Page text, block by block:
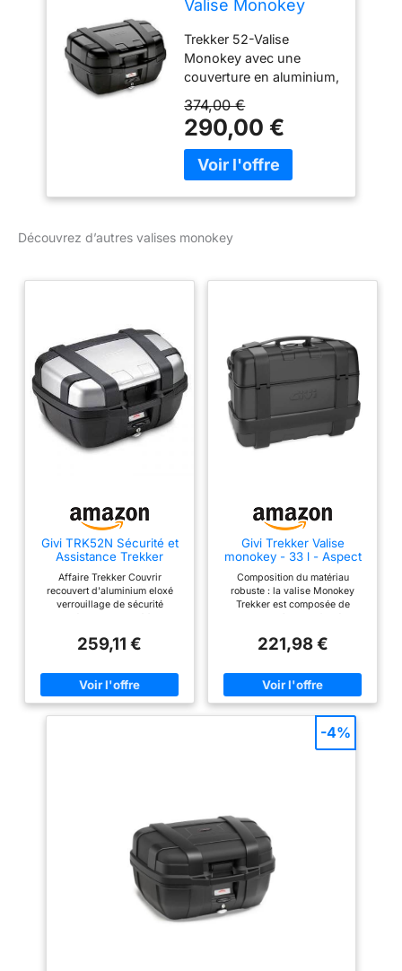
Valise Monokey
Couverture en
Aluminium, Noir
Trekker 52-Valise
Monokey avec une
couverture en aluminium,
chargement 10 kg
Nouveau Fabriqué en
Italie
374,00 €
290,00 €
Découvrez d’autres valises monokey
Givi TRK52N Sécurité et
Assistance Trekker
de Panne, 52L Capacité
Affaire Trekker Couvrir
recouvert d'aluminium eloxé
verrouillage de sécurité
259,11 €
Givi Trekker Valise
monokey - 33 l - Aspect
bagages Monokey - Noir
- Technopolymère
robuste
Composition du matériau
robuste : la valise Monokey
Trekker est composée de
durabilité et une sécurité
sans limites Système
d'ouverture flexible : grâce aux
curseurs réglables, vous
ou seulement la partie
supérieure de la valise
Monokey Trekker. Parfait pour
montage sûr et facile comme
valise latérale ou topcase.
Profitez de la liberté de
personnaliser votre valise
Design et fonction en un seul _
La valise Monokey Trekker
combine l'aspect de valise en
aluminium avec la légèreté du
221,98 €
-4%